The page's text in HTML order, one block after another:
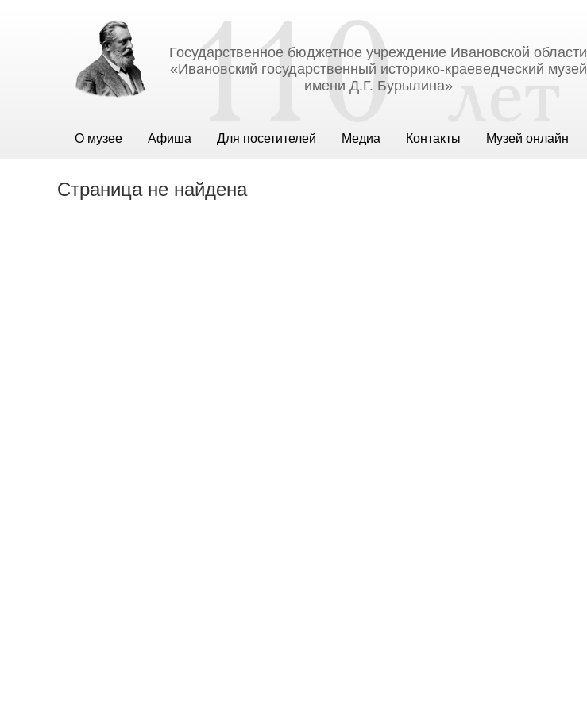
Государственное бюджетное учреждение Ивановской области
«Ивановский государственный историко-краеведческий музей
имени Д.Г. Бурылина»
О музее Афиша Для посетителей Медиа Контакты Музей онлайн
Страница не найдена